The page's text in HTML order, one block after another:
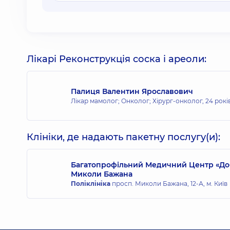
Лікарі Реконструкція соска і ареоли:
Палиця Валентин Ярославович
Лікар мамолог; Онколог; Хірург-онколог, 24
Клініки, де надають пакетну послугу(и):
Багатопрофільний Медичний Центр
Миколи Бажана
Поліклініка просп. Миколи Бажана, 12-А, м. Київ